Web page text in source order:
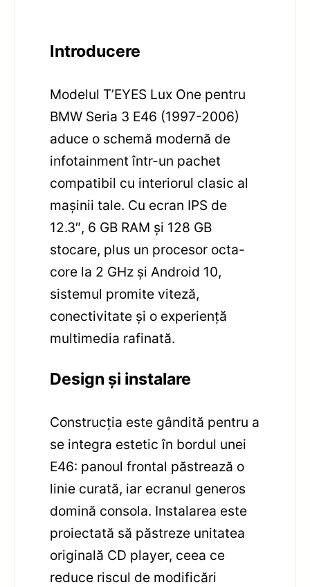
Introducere
Modelul T’EYES Lux One pentru
BMW Seria 3 E46 (1997-2006)
aduce o schemă modernă de
infotainment într-un pachet
compatibil cu interiorul clasic al
mașinii tale. Cu ecran IPS de
12.3″, 6 GB RAM și 128 GB
stocare, plus un procesor octa-
core la 2 GHz și Android 10,
sistemul promite viteză,
conectivitate și o experiență
multimedia rafinată.
Design și instalare
Construcția este gândită pentru a
se integra estetic în bordul unei
E46: panoul frontal păstrează o
linie curată, iar ecranul generos
domină consola. Instalarea este
proiectată să păstreze unitatea
originală CD player, ceea ce
reduce riscul de modificări